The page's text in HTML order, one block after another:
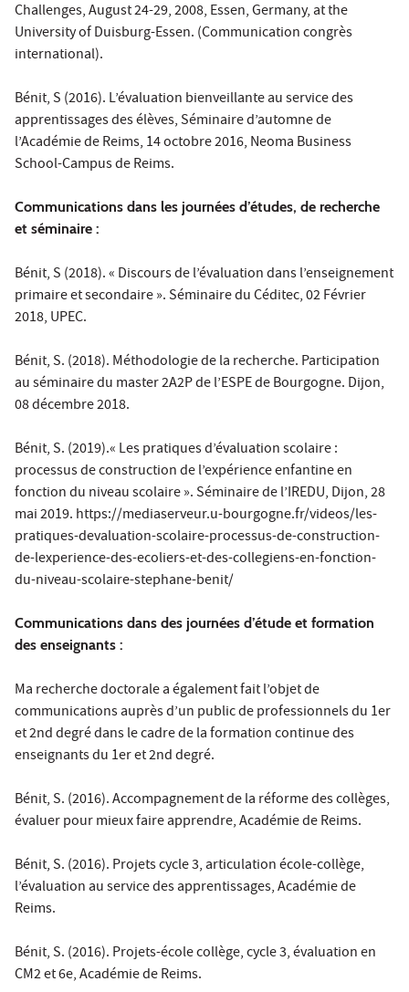
Challenges, August 24-29, 2008, Essen, Germany, at the
University of Duisburg-Essen. (Communication congrès
international).
Bénit, S (2016). L’évaluation bienveillante au service des
apprentissages des élèves, Séminaire d’automne de
l’Académie de Reims, 14 octobre 2016, Neoma Business
School-Campus de Reims.
Communications dans les journées d’études, de recherche
et séminaire :
Bénit, S (2018). « Discours de l’évaluation dans l’enseignement
primaire et secondaire ». Séminaire du Céditec, 02 Février
2018, UPEC.
Bénit, S. (2018). Méthodologie de la recherche. Participation
au séminaire du master 2A2P de l’ESPE de Bourgogne. Dijon,
08 décembre 2018.
Bénit, S. (2019).« Les pratiques d’évaluation scolaire :
processus de construction de l’expérience enfantine en
fonction du niveau scolaire ». Séminaire de l’IREDU, Dijon, 28
mai 2019. https://mediaserveur.u-bourgogne.fr/videos/les-
pratiques-devaluation-scolaire-processus-de-construction-
de-lexperience-des-ecoliers-et-des-collegiens-en-fonction-
du-niveau-scolaire-stephane-benit/
Communications dans des journées d’étude et formation
des enseignants :
Ma recherche doctorale a également fait l’objet de
communications auprès d’un public de professionnels du 1er
et 2nd degré dans le cadre de la formation continue des
enseignants du 1er et 2nd degré.
Bénit, S. (2016). Accompagnement de la réforme des collèges,
évaluer pour mieux faire apprendre, Académie de Reims.
Bénit, S. (2016). Projets cycle 3, articulation école-collège,
l’évaluation au service des apprentissages, Académie de
Reims.
Bénit, S. (2016). Projets-école collège, cycle 3, évaluation en
CM2 et 6e, Académie de Reims.